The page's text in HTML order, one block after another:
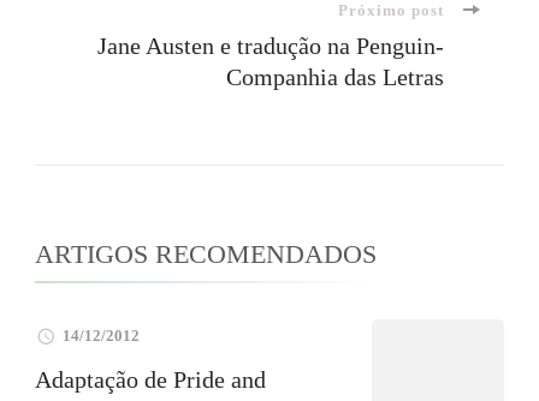
post
Próximo post
Jane Austen e tradução na Penguin-
Companhia das Letras
ARTIGOS RECOMENDADOS
14/12/2012
Adaptação de Pride and